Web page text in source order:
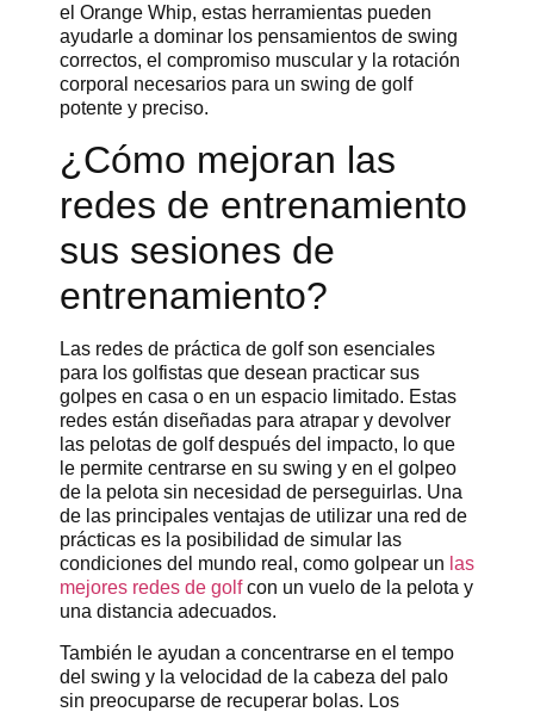
el Orange Whip, estas herramientas pueden
ayudarle a dominar los pensamientos de swing
correctos, el compromiso muscular y la rotación
corporal necesarios para un swing de golf
potente y preciso.
¿Cómo mejoran las
redes de entrenamiento
sus sesiones de
entrenamiento?
Las redes de práctica de golf son esenciales
para los golfistas que desean practicar sus
golpes en casa o en un espacio limitado. Estas
redes están diseñadas para atrapar y devolver
las pelotas de golf después del impacto, lo que
le permite centrarse en su swing y en el golpeo
de la pelota sin necesidad de perseguirlas. Una
de las principales ventajas de utilizar una red de
prácticas es la posibilidad de simular las
condiciones del mundo real, como golpear un las
mejores redes de golfcon un vuelo de la pelota y
una distancia adecuados.
También le ayudan a concentrarse en el tempo
del swing y la velocidad de la cabeza del palo
sin preocuparse de recuperar bolas. Los